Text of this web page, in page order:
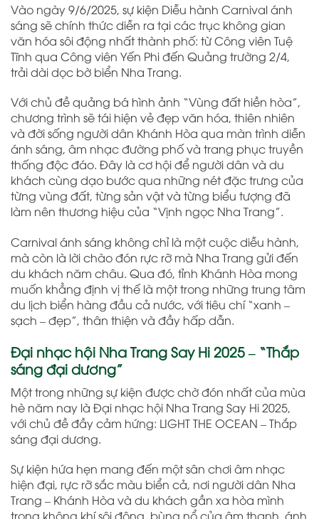
Vào ngày 9/6/2025, sự kiện Diễu hành Carnival ánh
sáng sẽ chính thức diễn ra tại các trục không gian
văn hóa sôi động nhất thành phố: từ Công viên Tuệ
Tĩnh qua Công viên Yến Phi đến Quảng trường 2/4,
trải dài dọc bờ biển Nha Trang.
Với chủ đề quảng bá hình ảnh “Vùng đất hiền hòa”,
chương trình sẽ tái hiện vẻ đẹp văn hóa, thiên nhiên
và đời sống người dân Khánh Hòa qua màn trình diễn
ánh sáng, âm nhạc đường phố và trang phục truyền
thống độc đáo. Đây là cơ hội để người dân và du
khách cùng dạo bước qua những nét đặc trưng của
từng vùng đất, từng sản vật và từng biểu tượng đã
làm nên thương hiệu của “Vịnh ngọc Nha Trang”.
Carnival ánh sáng không chỉ là một cuộc diễu hành,
mà còn là lời chào đón rực rỡ mà Nha Trang gửi đến
du khách năm châu. Qua đó, tỉnh Khánh Hòa mong
muốn khẳng định vị thế là một trong những trung tâm
du lịch biển hàng đầu cả nước, với tiêu chí “xanh –
sạch – đẹp”, thân thiện và đầy hấp dẫn.
Đại nhạc hội Nha Trang Say Hi 2025 – “Thắp
sáng đại dương”
Một trong những sự kiện được chờ đón nhất của mùa
hè năm nay là Đại nhạc hội Nha Trang Say Hi 2025,
với chủ đề đầy cảm hứng: LIGHT THE OCEAN – Thắp
sáng đại dương.
Sự kiện hứa hẹn mang đến một sân chơi âm nhạc
hiện đại, rực rỡ sắc màu biển cả, nơi người dân Nha
Trang – Khánh Hòa và du khách gần xa hòa mình
trong không khí sôi động, bùng nổ của âm thanh, ánh